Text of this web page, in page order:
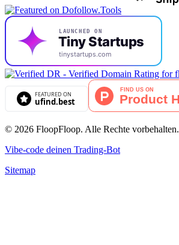
© 2026 FloopFloop. Alle Rechte vorbehalten.
Vibe-code deinen Trading-Bot
Sitemap